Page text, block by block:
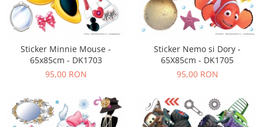
Sticker Minnie Mouse -
65x85cm - DK1703
95,00 RON
Sticker Nemo si Dory -
65X85cm - DK1705
95,00 RON